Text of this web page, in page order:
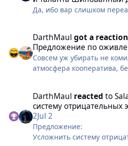
псину
Да, ибо вар слишком
DаrthMaul got a reaction
Предложение по
Совсем уж убирать не
атмосфера кооператива,
Но можно сделать суровую
вместе возможен только с
малым) кругом людей с
ходите парой и чатитесь
DаrthMaul reacted to
систему отрицательных
2Jul 2
Предложение:
Усложнить систему